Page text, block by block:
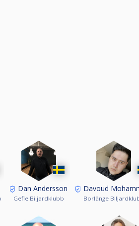
startavgift.
Dan Andersson
Gefle Biljardklubb
Davoud
Borlänge